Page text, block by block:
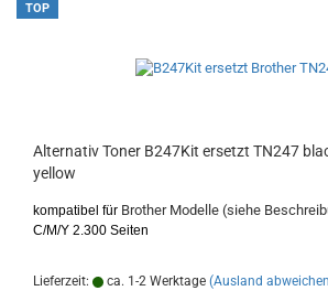
TOP
Alternativ Toner B247Kit ersetzt TN247
yellow
kompatibel für Brother Modelle (siehe
C/M/Y 2.300 Seiten
Lieferzeit: ca. 1-2 Werktage (Ausland